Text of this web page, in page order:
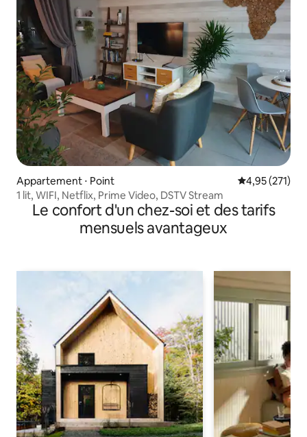
Appartement ⋅ Point Évaluation
4,95 (271)
1 lit, WIFI, Netflix, Prime Video, DSTV Stream
Le confort d'un chez-soi et des tarifs
mensuels avantageux